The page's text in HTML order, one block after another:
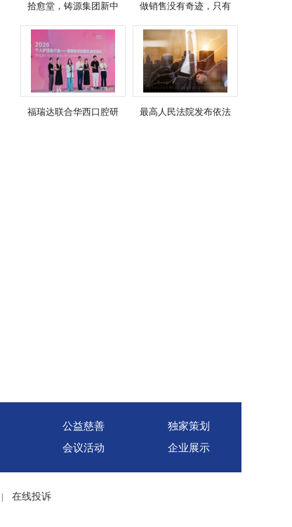
拾愈堂，铸源集团新中 做销售没有奇迹，只有
福瑞达联合华西口腔研 最高人民法院发布依法
公益慈善
独家策划
会议活动 企业展示
在线投诉